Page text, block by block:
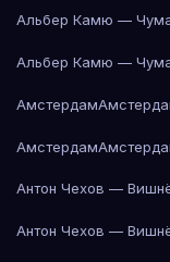
Альбер Камю —
Альбер Камю —
Амстердам
Амстердам
Антон Чехов —
Антон Чехов —